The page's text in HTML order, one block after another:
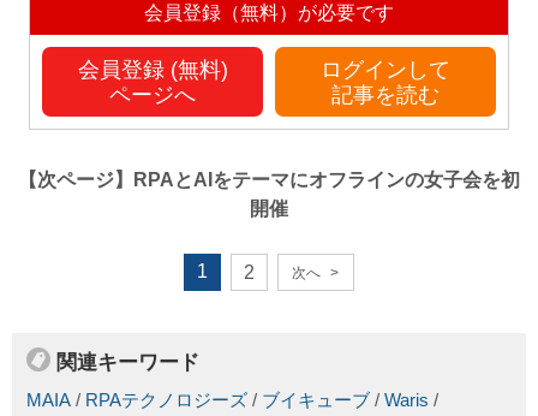
会員登録（無料）が必要です
会員登録 (無料)
ページへ
ログインして
記事を読む
【次ページ】
RPAとAIをテーマにオフラインの女子会を初
開催
1 2 次へ >
関連キーワード
MAIA / RPAテクノロジーズ / ブイキューブ / Waris /